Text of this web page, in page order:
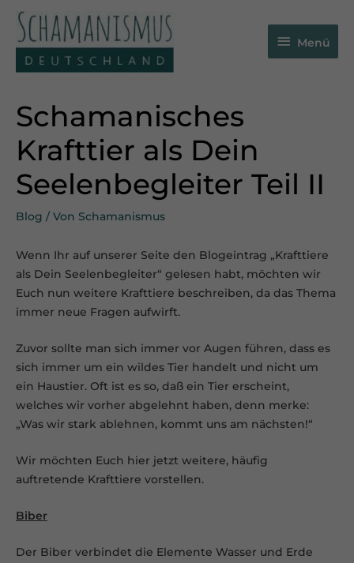
Zum
Inhalt
springen
Menü
Schamanisches
Krafttier als Dein
Seelenbegleiter Teil II
Blog / Von Schamanismus
Wenn Ihr auf unserer Seite den Blogeintrag „Krafttiere
als Dein Seelenbegleiter“ gelesen habt, möchten wir
Euch nun weitere Krafttiere beschreiben, da das Thema
immer neue Fragen aufwirft.
Zuvor sollte man sich immer vor Augen führen, dass es
sich immer um ein wildes Tier handelt und nicht um
ein Haustier. Oft ist es so, daß ein Tier erscheint,
welches wir vorher abgelehnt haben, denn merke:
„Was wir stark ablehnen, kommt uns am nächsten!“
Wir möchten Euch hier jetzt weitere, häufig
auftretende Krafttiere vorstellen.
Biber
Der Biber verbindet die Elemente Wasser und Erde